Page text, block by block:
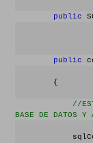
public
public
        {
//
BASE DE DATOS Y